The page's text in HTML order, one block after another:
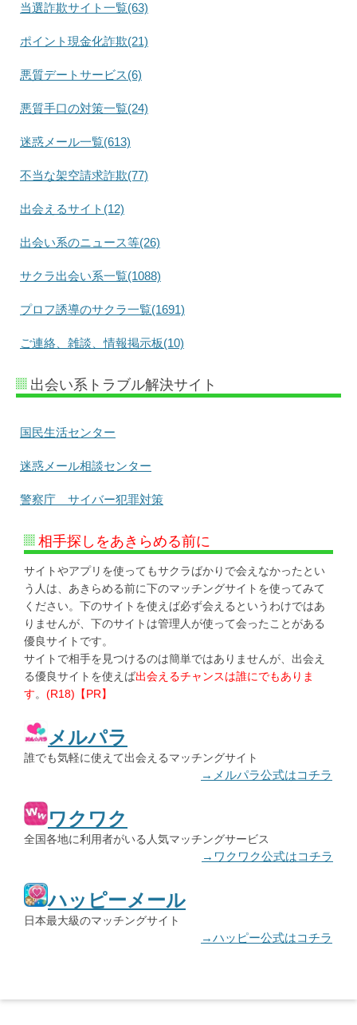
当選詐欺サイト一覧(63)
ポイント現金化詐欺(21)
悪質デートサービス(6)
悪質手口の対策一覧(24)
迷惑メール一覧(613)
不当な架空請求詐欺(77)
出会えるサイト(12)
出会い系のニュース等(26)
サクラ出会い系一覧(1088)
プロフ誘導のサクラ一覧(1691)
ご連絡、雑談、情報掲示板(10)
出会い系トラブル解決サイト
国民生活センター
迷惑メール相談センター
警察庁 サイバー犯罪対策
相手探しをあきらめる前に
サイトやアプリを使ってもサクラばかりで会えなかったとい
う人は、あきらめる前に下のマッチングサイトを使ってみて
ください。下のサイトを使えば必ず会えるというわけではあ
りませんが、下のサイトは管理人が使って会ったことがある
優良サイトです。
サイトで相手を見つけるのは簡単ではありませんが、出会え
る優良サイトを使えば出会えるチャンスは誰にでもありま
す。 (R18)【PR】
メルパラ
誰でも気軽に使えて出会えるマッチングサイト
→メルパラ公式はコチラ
ワクワク
全国各地に利用者がいる人気マッチングサービス
→ワクワク公式はコチラ
ハッピーメール
日本最大級のマッチングサイト
→ハッピー公式はコチラ